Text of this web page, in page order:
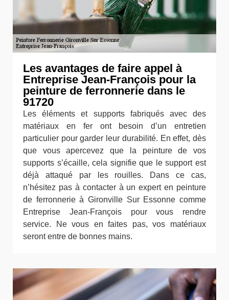
Les avantages de faire appel à
Entreprise Jean-François pour la
peinture de ferronnerie dans le
91720
Les éléments et supports fabriqués avec des
matériaux en fer ont besoin d’un entretien
particulier pour garder leur durabilité. En effet, dès
que vous apercevez que la peinture de vos
supports s’écaille, cela signifie que le support est
déjà attaqué par les rouilles. Dans ce cas,
n’hésitez pas à contacter à un expert en peinture
de ferronnerie à Gironville Sur Essonne comme
Entreprise Jean-François pour vous rendre
service. Ne vous en faites pas, vos matériaux
seront entre de bonnes mains.